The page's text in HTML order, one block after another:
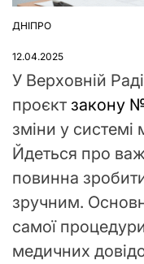
ОПУБЛІКУВАТИ
ДНІПРО
12.04.2025
У Верховній
проєкт закону
зміни у системі
Йдеться про
повинна
зручним.
самої
медичних